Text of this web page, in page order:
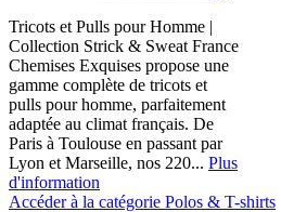
Tricots et Pulls pour Homme |
Collection Strick & Sweat France
Chemises Exquises propose une
gamme complète de tricots et
pulls pour homme, parfaitement
adaptée au climat français. De
Paris à Toulouse en passant par
Lyon et Marseille, nos 220... Plus
d'information
Accéder à la catégorie Polos & T-shirts